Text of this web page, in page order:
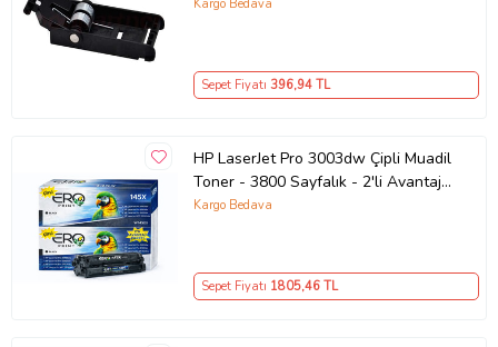
Kargo Bedava
Sepet Fiyatı 396,94 TL
HP LaserJet Pro 3003dw Çipli Muadil
Toner - 3800 Sayfalık - 2'li Avantaj
Paket
Kargo Bedava
Sepet Fiyatı 1805,46 TL